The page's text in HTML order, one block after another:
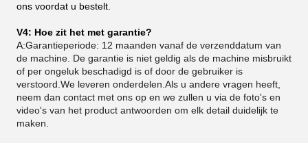
ons voordat u bestelt.
V4: Hoe zit het met garantie?
A:Garantieperiode: 12 maanden vanaf de verzenddatum van
de machine. De garantie is niet geldig als de machine misbruikt
of per ongeluk beschadigd is of door de gebruiker is
verstoord.We leveren onderdelen.Als u andere vragen heeft,
neem dan contact met ons op en we zullen u via de foto's en
video's van het product antwoorden om elk detail duidelijk te
maken.